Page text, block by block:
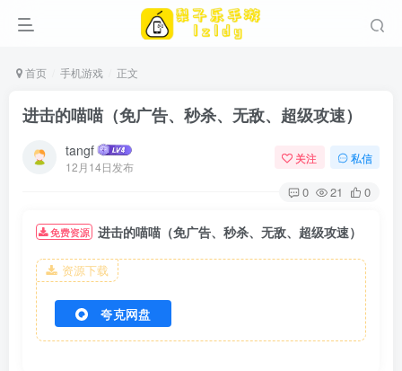
首页 手机游戏 正文
进击的喵喵（免广告、秒杀、无敌、超级攻速）
tangf
12月14日发布
关注 私信
0 21 0
免费资源 进击的喵喵（免广告、秒杀、无敌、超级攻速）
资源下载
夸克网盘